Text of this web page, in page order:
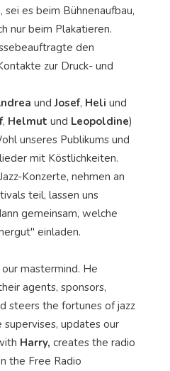
sei es beim Bühnenaufbau,
nur beim Plakatieren.
den
zur Druck- und
undJosef, Heli und
, Helmut und Leopoldine)
unseres Publikums und
mit Köstlichkeiten.
Jazz-Konzerte, nehmen an
teil, lassen uns
gemeinsam, welche
einladen.
our mastermind. He
agents, sponsors,
steers the fortunes of jazz
updates our
Harry, creates the radio
the Free Radio